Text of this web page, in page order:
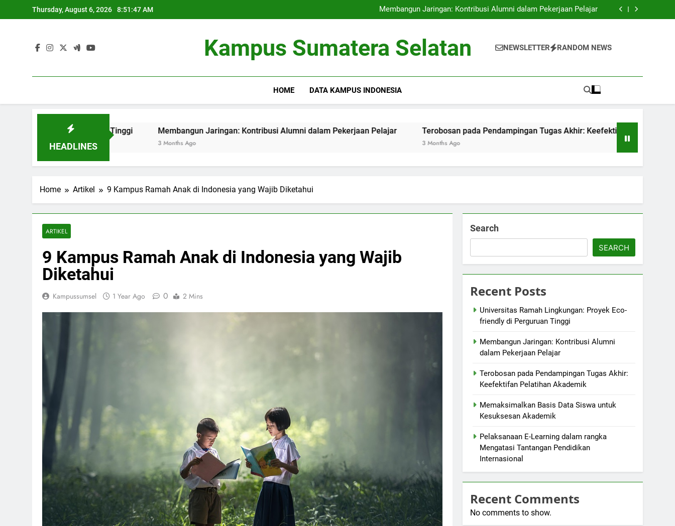
to
Thursday, August 6, 2026 8:51:48 AM
Membangun Jaringan: Kontribusi Alumni dalam Pekerjaan Pelajar
Terobosan pada Pendampingan Tugas Akhir: Keefektifan Pelatihan
Membangun Jaringan: Kontribusi Alumni dalam Pekerjaan Pelajar
Terobosan pada Pendampingan Tugas Akhir: Keefektifan Pelatihan
Kampus Sumatera Selatan NEWSLETTER RANDOM NEWS
HOME DATA KAMPUS INDONESIA
HEADLINES
di Perguruan Tinggi Membangun Jaringan: Kontribusi Alumni dalam Pekerjaan Pelajar Terobosan pada Pendampingan Tugas Akhir: Keefektifan Pelatihan Akademik
Home Artikel 9 Kampus Ramah Anak di Indonesia yang Wajib Diketahui
ARTIKEL
9 Kampus Ramah Anak di Indonesia yang Wajib
Diketahui
Kampussumsel 1 Year Ago 0 2 Mins
Search
SEARCH
Recent Posts
Universitas Ramah Lingkungan: Proyek Eco-
friendly di Perguruan Tinggi
Membangun Jaringan: Kontribusi Alumni
dalam Pekerjaan Pelajar
Terobosan pada Pendampingan Tugas Akhir:
Keefektifan Pelatihan Akademik
Memaksimalkan Basis Data Siswa untuk
Kesuksesan Akademik
Pelaksanaan E-Learning dalam rangka
Mengatasi Tantangan Pendidikan
Internasional
Recent Comments
No comments to show.